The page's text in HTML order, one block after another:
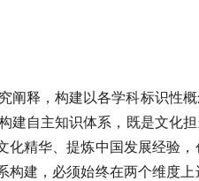
阐释，构建以各学科标识性
建自主知识体系，既是文化
精华、提炼中国发展经验
建，必须始终在两个维度